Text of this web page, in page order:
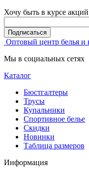
Хочу быть в курсе
Подписаться
Оптовый центр белья и
Мы в социальных сетях
Каталог
Бюстгалтеры
Трусы
Купальники
Спортивное белье
Скидки
Новинки
Таблица размеров
Информация